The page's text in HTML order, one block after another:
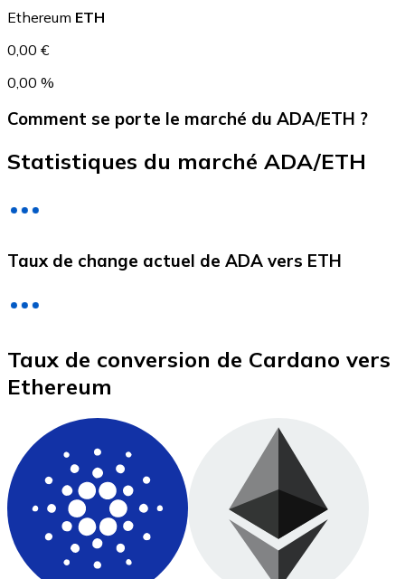
USDC
XRP
XRP
Ethereum ETH
0,00 €
0,00 %
Comment se porte le marché du ADA/ETH ?
Statistiques du marché ADA/ETH
Taux de change actuel de ADA vers ETH
Taux de conversion de Cardano vers
Ethereum